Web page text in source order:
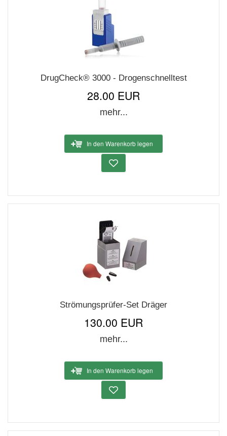
DrugCheck® 3000 - Drogenschnelltest
28.00 EUR
mehr...
In den Warenkorb legen
Strömungsprüfer-Set Dräger
130.00 EUR
mehr...
In den Warenkorb legen